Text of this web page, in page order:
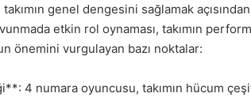
genel dengesini sağlamak
etkin rol oynaması, takımın
önemini vurgulayan bazı noktalar:
4 numara oyuncusu, takımın hücum